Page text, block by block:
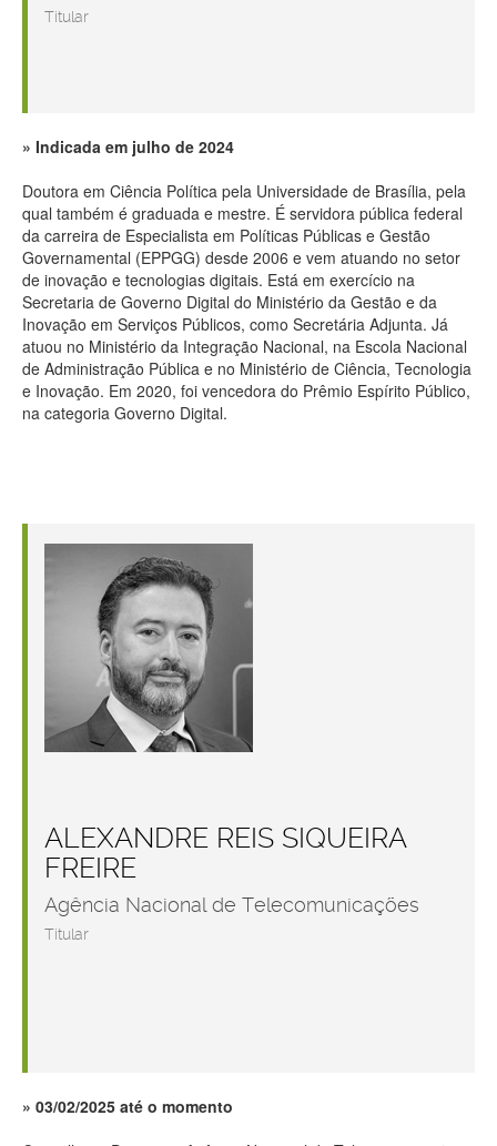
Titular
Indicada em julho de 2024
Doutora em Ciência Política pela Universidade de Brasília, pela
qual também é graduada e mestre. É servidora pública federal
da carreira de Especialista em Políticas Públicas e Gestão
Governamental (EPPGG) desde 2006 e vem atuando no setor
de inovação e tecnologias digitais. Está em exercício na
Secretaria de Governo Digital do Ministério da Gestão e da
Inovação em Serviços Públicos, como Secretária Adjunta. Já
atuou no Ministério da Integração Nacional, na Escola Nacional
de Administração Pública e no Ministério de Ciência, Tecnologia
e Inovação. Em 2020, foi vencedora do Prêmio Espírito Público,
na categoria Governo Digital.
ALEXANDRE REIS SIQUEIRA
FREIRE
Agência Nacional de Telecomunicações
Titular
03/02/2025 até o momento